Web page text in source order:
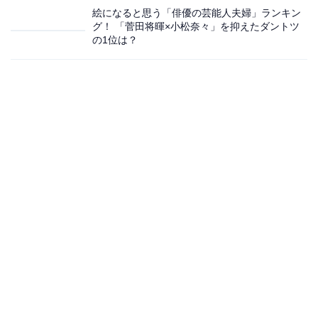
絵になると思う「俳優の芸能人夫婦」ランキン
グ！ 「菅田将暉×小松奈々」を抑えたダントツ
の1位は？